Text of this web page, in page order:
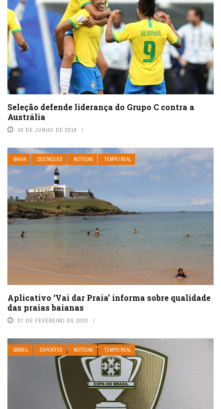
Seleção defende liderança do Grupo C contra a
Austrália
10 DE JUNHO DE 2019
BAHIA DESTAQUES NOTÍCIAS TEMPO REAL
Aplicativo ‘Vai dar Praia’ informa sobre qualidade
das praias baianas
27 DE FEVEREIRO DE 2020
BRASIL ESPORTES NOTÍCIAS TEMPO REAL